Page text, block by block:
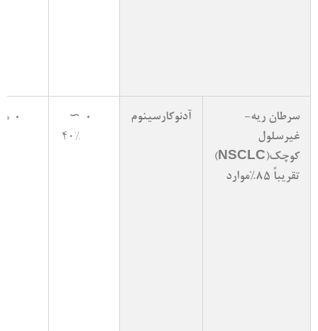
سرطان ریه­
غیرسلول
کوچک(NSCLC)
تقریباً 85%موارد
آدنوکارسینوم
∼
40%